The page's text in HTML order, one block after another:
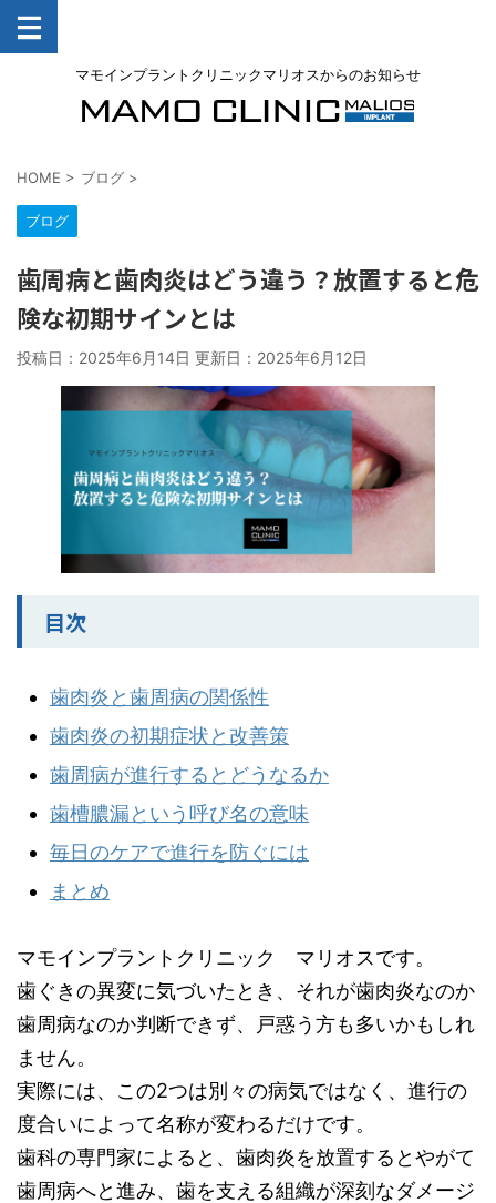
マモインプラントクリニックマリオスからのお知らせ
HOME > ブログ >
ブログ
歯周病と歯肉炎はどう違う？放置すると危
険な初期サインとは
投稿日：2025年6月14日 更新日： 2025年6月12日
目次
歯肉炎と歯周病の関係性
歯肉炎の初期症状と改善策
歯周病が進行するとどうなるか
歯槽膿漏という呼び名の意味
毎日のケアで進行を防ぐには
まとめ
マモインプラントクリニック マリオスです。
歯ぐきの異変に気づいたとき、それが歯肉炎なのか
歯周病なのか判断できず、戸惑う方も多いかもしれ
ません。
実際には、この2つは別々の病気ではなく、進行の
度合いによって名称が変わるだけです。
歯科の専門家によると、歯肉炎を放置するとやがて
歯周病へと進み、歯を支える組織が深刻なダメージ